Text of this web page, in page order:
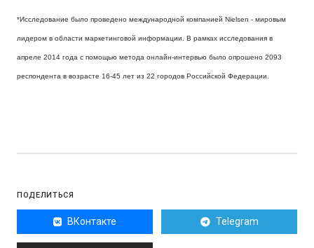
*Исследование было проведено международной компанией Nielsen - мировым
лидером в области маркетинговой информации. В рамках исследования в
апреле 2014 года с помощью метода онлайн-интервью было опрошено 2093
респондента в возрасте 16-45 лет из 22 городов Российской Федерации.
ПОДЕЛИТЬСЯ
ВКонтакте Telegram